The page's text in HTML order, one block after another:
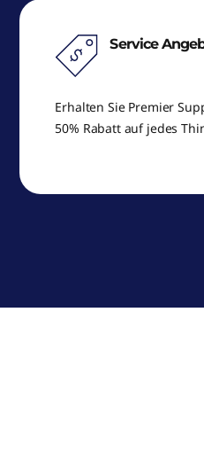
Service
Erhalten Sie Premier
50% Rabatt auf jedes